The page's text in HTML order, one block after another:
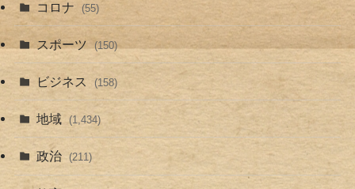
コロナ (55)
スポーツ (150)
ビジネス (158)
地域 (1,434)
政治 (211)